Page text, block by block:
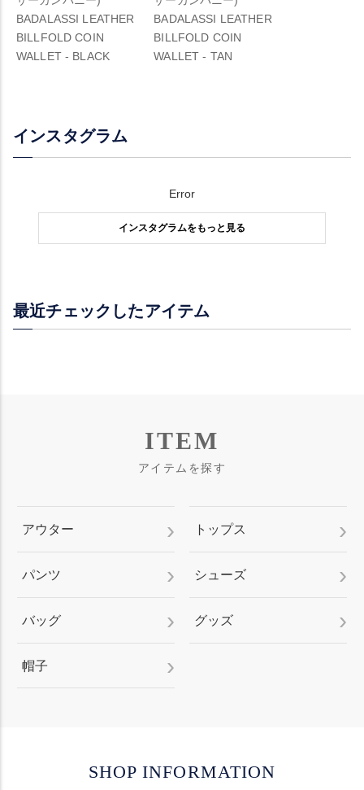
BADALASSI LEATHER
BILLFOLD COIN
WALLET - BLACK
BADALASSI LEATHER
BILLFOLD COIN
WALLET - TAN
インスタグラム
Error
インスタグラムをもっと見る
最近チェックしたアイテム
ITEM
アイテムを探す
アウター トップス
パンツ シューズ
バッグ グッズ
帽子
SHOP INFORMATION